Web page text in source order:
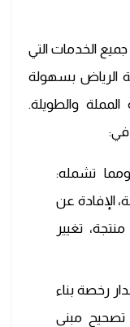
جميع الخدمات التي
الرياض بسهولة
والطويلة.
في:
تشمله:
الإفادة عن
تغيير
رخصة بناء
مبنى